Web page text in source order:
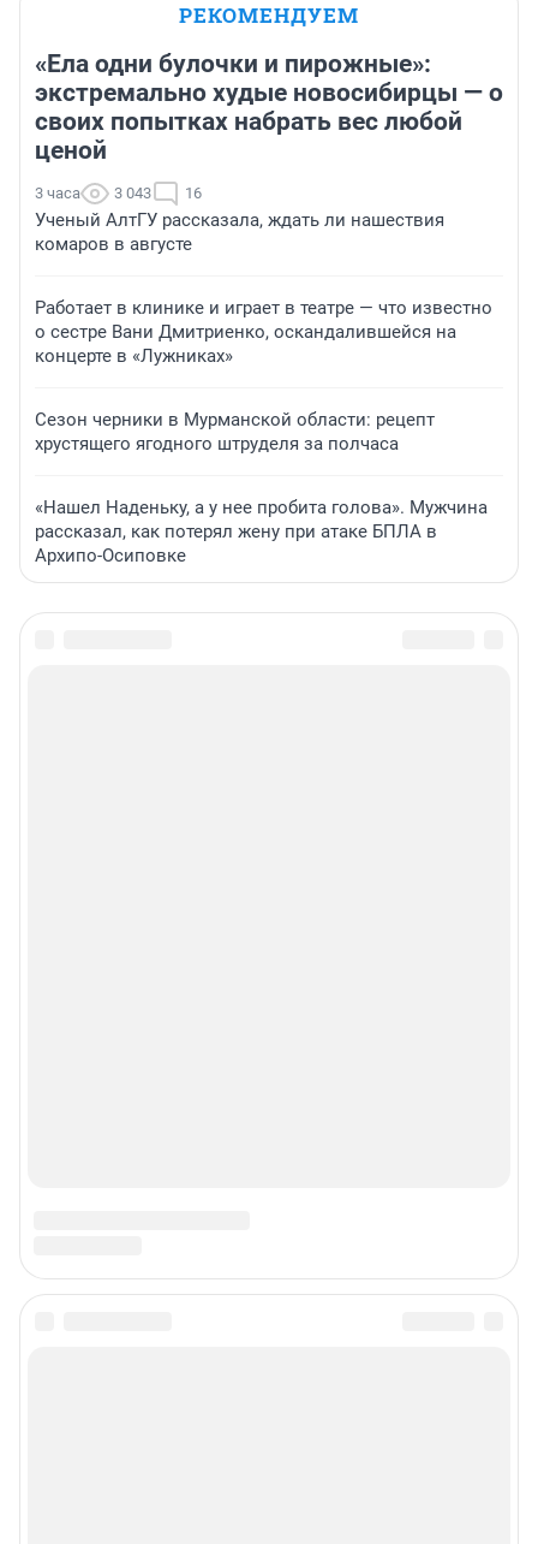
РЕКОМЕНДУЕМ
«Ела одни булочки и пирожные»:
экстремально худые новосибирцы — о
своих попытках набрать вес любой
ценой
3 часа 3 043 16
Ученый АлтГУ рассказала, ждать ли нашествия
комаров в августе
Работает в клинике и играет в театре — что известно
о сестре Вани Дмитриенко, оскандалившейся на
концерте в «Лужниках»
Сезон черники в Мурманской области: рецепт
хрустящего ягодного штруделя за полчаса
«Нашел Наденьку, а у нее пробита голова». Мужчина
рассказал, как потерял жену при атаке БПЛА в
Архипо-Осиповке